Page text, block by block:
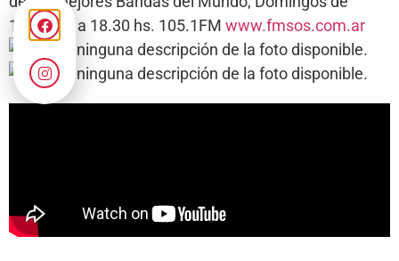
17.00 hs. a 18.30 hs. 105.1FM www.fmsos.com.ar